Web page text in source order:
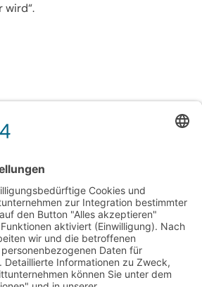
wird“.
Praxis